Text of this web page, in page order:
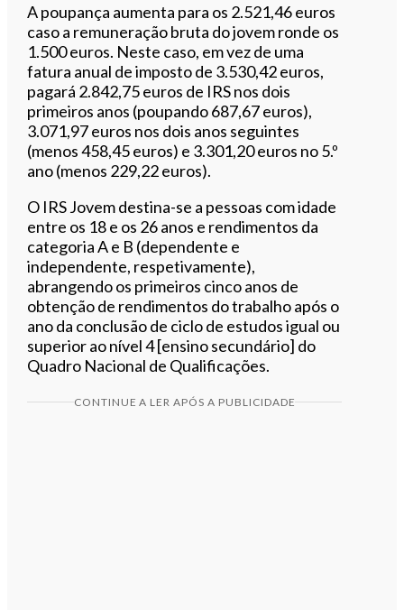
A poupança aumenta para os 2.521,46 euros
caso a remuneração bruta do jovem ronde os
1.500 euros. Neste caso, em vez de uma
fatura anual de imposto de 3.530,42 euros,
pagará 2.842,75 euros de IRS nos dois
primeiros anos (poupando 687,67 euros),
3.071,97 euros nos dois anos seguintes
(menos 458,45 euros) e 3.301,20 euros no 5.º
ano (menos 229,22 euros).
O IRS Jovem destina-se a pessoas com idade
entre os 18 e os 26 anos e rendimentos da
categoria A e B (dependente e
independente, respetivamente),
abrangendo os primeiros cinco anos de
obtenção de rendimentos do trabalho após o
ano da conclusão de ciclo de estudos igual ou
superior ao nível 4 [ensino secundário] do
Quadro Nacional de Qualificações.
CONTINUE A LER APÓS A PUBLICIDADE